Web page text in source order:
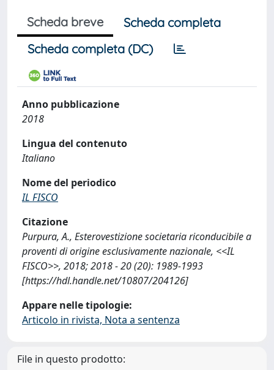
Scheda breve
Scheda completa
Scheda completa (DC)
Anno pubblicazione
2018
Lingua del contenuto
Italiano
Nome del periodico
IL FISCO
Citazione
Purpura, A., Esterovestizione societaria riconducibile a
proventi di origine esclusivamente nazionale, <<IL
FISCO>>, 2018; 2018 - 20 (20): 1989-1993
[https://hdl.handle.net/10807/204126]
Appare nelle tipologie:
Articolo in rivista, Nota a sentenza
File in questo prodotto: